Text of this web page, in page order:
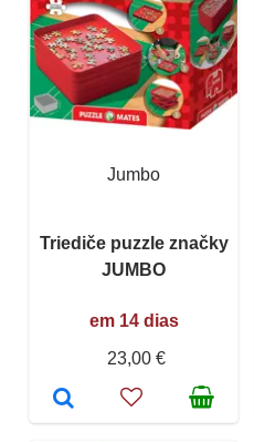
Jumbo
Triediče puzzle značky
JUMBO
em 14 dias
23,00 €